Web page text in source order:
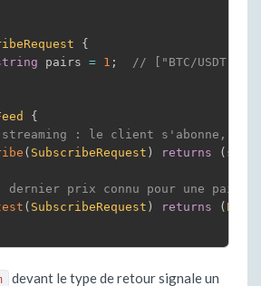
{
pairs = 1 ;
// ["BTC/USDT",
{
: le client s'abonne, le
( SubscribeRequest ) returns (
prix connu pour une paire
( SubscribeRequest ) returns (
devant le type de retour signale un